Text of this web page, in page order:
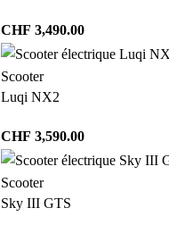
CHF 3,490.00
Scooter
Luqi NX2
CHF 3,590.00
Scooter
Sky III GTS